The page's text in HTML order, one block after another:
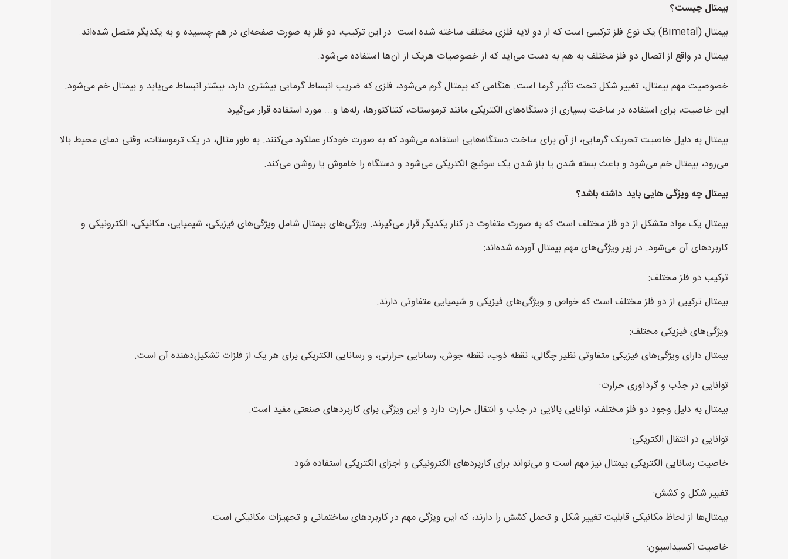
بیمتال چیست؟
بیمتال (Bimetal) یک نوع فلز ترکیبی است که از دو لایه فلزی مختلف ساخته شده است. در این ترکیب، دو فلز به صورت صفحه‌ای در هم چسبیده و به یکدیگر متصل شده‌اند.
بیمتال در واقع از اتصال دو فلز مختلف به هم به دست می‌آید که از خصوصیات هریک از آن‌ها استفاده می‌شود.
خصوصیت مهم بیمتال، تغییر شکل تحت تأثیر گرما است. هنگامی که بیمتال گرم می‌شود، فلزی که ضریب انبساط گرمایی بیشتری دارد، بیشتر انبساط می‌یابد و بیمتال خم می‌شود.
این خاصیت، برای استفاده در ساخت بسیاری از دستگاه‌های الکتریکی مانند ترموستات، کنتاکتورها، رله‌ها و... مورد استفاده قرار می‌گیرد.
بیمتال به دلیل خاصیت تحریک گرمایی، از آن برای ساخت دستگاه‌هایی استفاده می‌شود که به صورت خودکار عملکرد می‌کنند. به طور مثال، در یک ترموستات، وقتی دمای محیط بالا
می‌رود، بیمتال خم می‌شود و باعث بسته شدن یا باز شدن یک سوئیچ الکتریکی می‌شود و دستگاه را خاموش یا روشن می‌کند.
بیمتال چه ویژگی هایی باید داشته باشد؟
بیمتال یک مواد متشکل از دو فلز مختلف است که به صورت متفاوت در کنار یکدیگر قرار می‌گیرند. ویژگی‌های بیمتال شامل ویژگی‌های فیزیکی، شیمیایی، مکانیکی، الکترونیکی و
کاربردهای آن می‌شود. در زیر ویژگی‌های مهم بیمتال آورده شده‌اند:
ترکیب دو فلز مختلف:
بیمتال ترکیبی از دو فلز مختلف است که خواص و ویژگی‌های فیزیکی و شیمیایی متفاوتی دارند.
ویژگی‌های فیزیکی مختلف:
بیمتال دارای ویژگی‌های فیزیکی متفاوتی نظیر چگالی، نقطه ذوب، نقطه جوش، رسانایی حرارتی، و رسانایی الکتریکی برای هر یک از فلزات تشکیل‌دهنده آن است.
توانایی در جذب و گردآوری حرارت:
بیمتال به دلیل وجود دو فلز مختلف، توانایی بالایی در جذب و انتقال حرارت دارد و این ویژگی برای کاربردهای صنعتی مفید است.
توانایی در انتقال الکتریکی:
خاصیت رسانایی الکتریکی بیمتال نیز مهم است و می‌تواند برای کاربردهای الکترونیکی و اجزای الکتریکی استفاده شود.
تغییر شکل و کشش:
بیمتال‌ها از لحاظ مکانیکی قابلیت تغییر شکل و تحمل کشش را دارند، که این ویژگی مهم در کاربردهای ساختمانی و تجهیزات مکانیکی است.
خاصیت اکسیداسیون: